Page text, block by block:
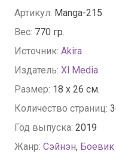
Артикул: Manga-215
Вес: 770 гр.
Источник: Akira
Издатель: Xl Media
Размер: 18 х 26 см.
Количество страниц:
Год выпуска: 2019
Жанр: Сэйнэн, Боевик